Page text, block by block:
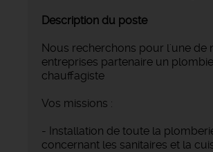
Description du poste
Nous recherchons pour l'une de
entreprises partenaire un
chauffagiste
Vos missions :
- Installation de toute la
concernant les sanitaires et la